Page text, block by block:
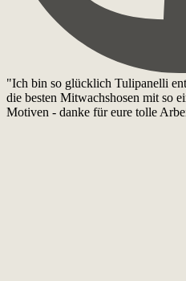
"Ich bin so glücklich Tulipanelli
die besten Mitwachshosen mit so
Motiven - danke für eure tolle